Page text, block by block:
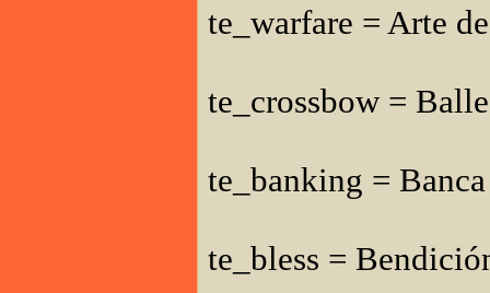
te_warfare = Arte
te_crossbow =
te_banking = Banca
te_bless =